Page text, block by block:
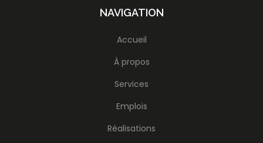
NAVIGATION
Accueil
À propos
Services
Emplois
Réalisations